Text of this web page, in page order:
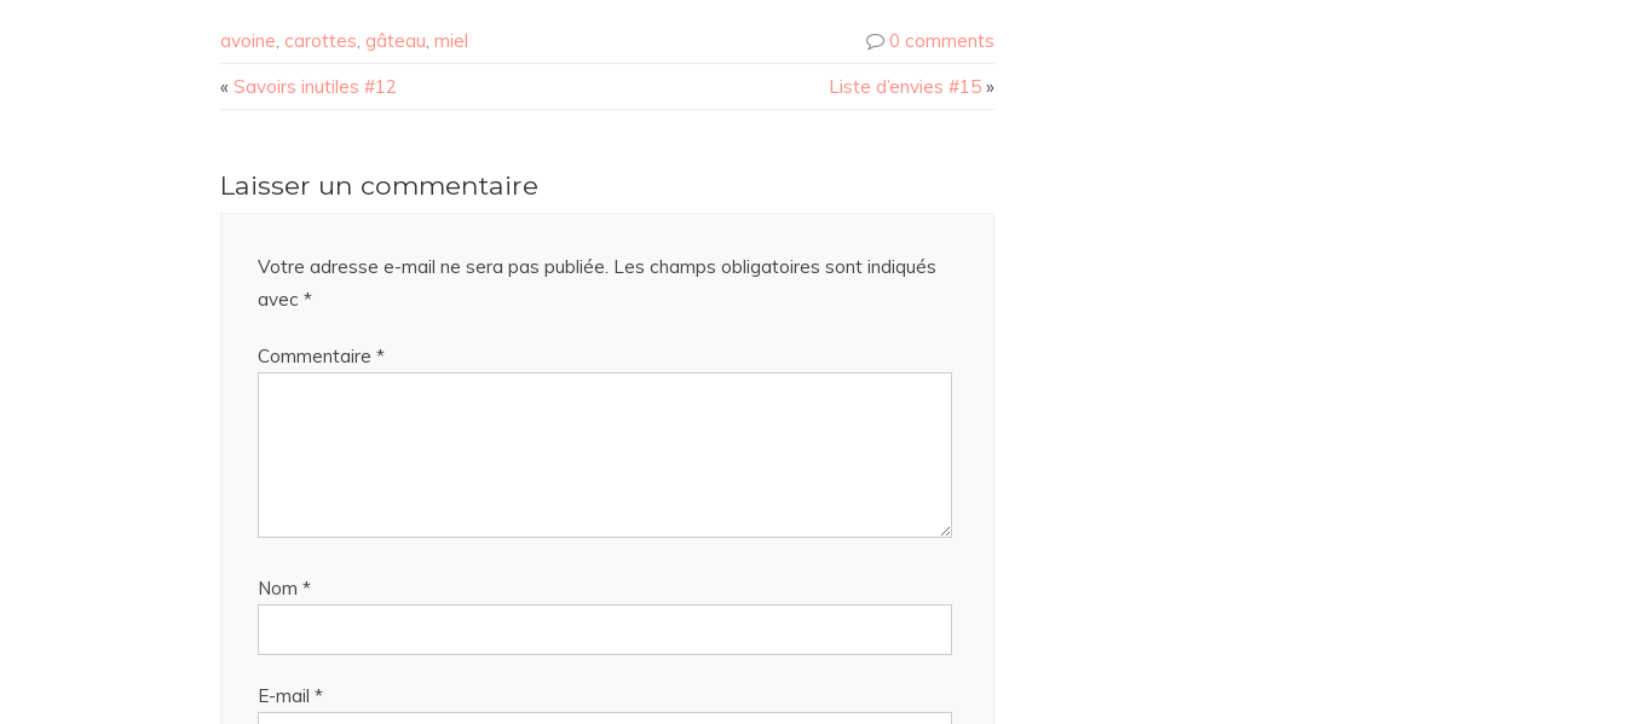
avoine, carottes, gâteau, miel
0 comments
« Savoirs inutiles #12 Liste d’envies #15 »
Laisser un commentaire
Votre adresse e-mail ne sera pas publiée. Les champs obligatoires sont indiqués
avec *
Commentaire *
Nom *
E-mail *